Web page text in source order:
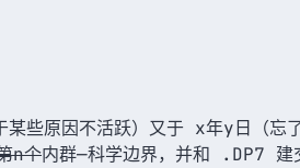
原因不活跃）又于 x年y日（忘
n个内群—科学边界，并和 .DP7 建